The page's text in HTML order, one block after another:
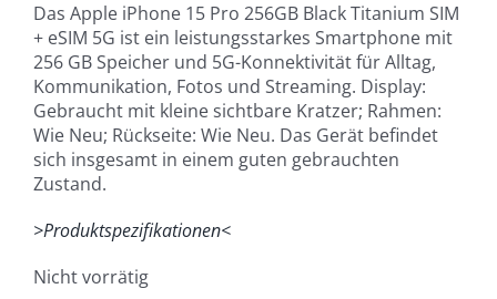
Das Apple iPhone 15 Pro 256GB Black Titanium SIM
+ eSIM 5G ist ein leistungsstarkes Smartphone mit
256 GB Speicher und 5G-Konnektivität für Alltag,
Kommunikation, Fotos und Streaming. Display:
Gebraucht mit kleine sichtbare Kratzer; Rahmen:
Wie Neu; Rückseite: Wie Neu. Das Gerät befindet
sich insgesamt in einem guten gebrauchten
Zustand.
>Produktspezifikationen<
Nicht vorrätig